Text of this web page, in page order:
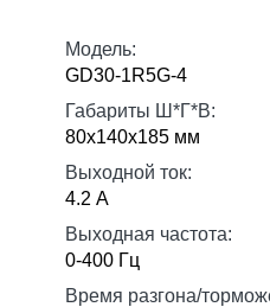
Модель:
GD30-1R5G-4
Габариты Ш*Г*В:
80х140х185 мм
Выходной ток:
4.2 А
Выходная частота:
0-400 Гц
Время разгона/